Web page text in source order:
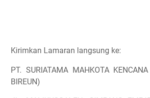
Kirimkan Lamaran langsung ke:
PT. SURIATAMA MAHKOTA
BIREUN)